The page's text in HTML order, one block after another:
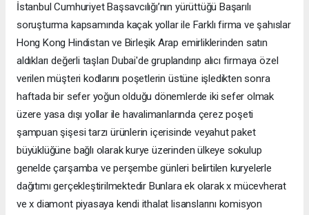
İstanbul Cumhuriyet Başsavcılığı’nın yürüttüğü Başarılı
soruşturma kapsamında kaçak yollar ile Farklı firma ve şahıslar
Hong Kong Hindistan ve Birleşik Arap emirliklerinden satın
aldıkları değerli taşları Dubai'de gruplandırıp alıcı firmaya özel
verilen müşteri kodlarını poşetlerin üstüne işledikten sonra
haftada bir sefer yoğun olduğu dönemlerde iki sefer olmak
üzere yasa dışı yollar ile havalimanlarında çerez poşeti
şampuan şişesi tarzı ürünlerin içerisinde veyahut paket
büyüklüğüne bağlı olarak kurye üzerinden ülkeye sokulup
genelde çarşamba ve perşembe günleri belirtilen kuryelerle
dağıtımı gerçekleştirilmektedir Bunlara ek olarak x mücevherat
ve x diamont piyasaya kendi ithalat lisanslarını komisyon